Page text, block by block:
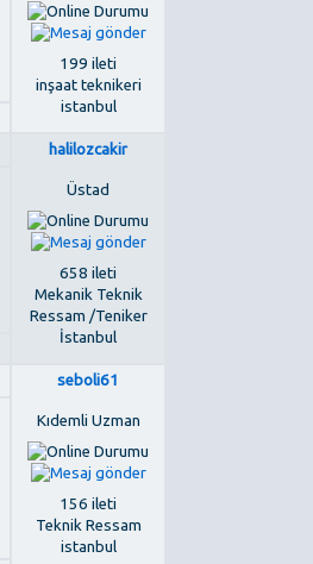
199 ileti
inşaat teknikeri
istanbul
halilozcakir
Üstad
658 ileti
Mekanik Teknik
Ressam /Teniker
İstanbul
seboli61
Kıdemli Uzman
156 ileti
Teknik Ressam
istanbul